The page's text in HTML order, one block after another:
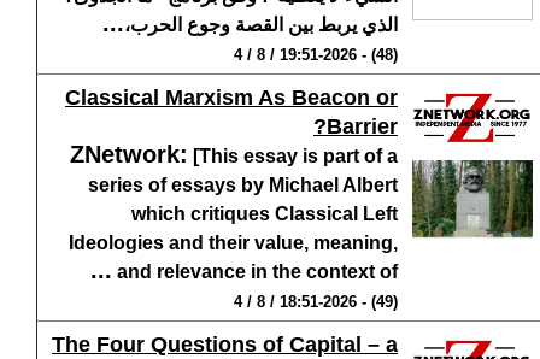
الذي يربط بين القصة وجوع الحرب،...
(48) - 19:51-2026 / 8 / 4
Classical Marxism As Beacon or
Barrier?
ZNetwork: [This essay is part of a
series of essays by Michael Albert
which critiques Classical Left
Ideologies and their value, meaning,
and relevance in the context of
...
(49) - 18:51-2026 / 8 / 4
The Four Questions of Capital – a